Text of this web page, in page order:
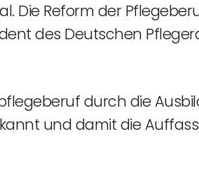
Die Reform der
des Deutschen
durch die
und damit die